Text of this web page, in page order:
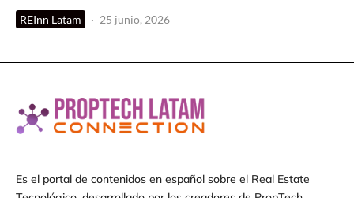
REInn Latam · 25 junio, 2026
Es el portal de contenidos en español sobre el Real Estate